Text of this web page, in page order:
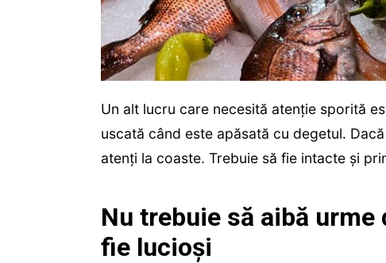
Un alt lucru care necesită atenție sporită
uscată când este apăsată cu degetul.
atenți la coaste. Trebuie să fie intacte și
Nu trebuie să aibă
fie lucioși